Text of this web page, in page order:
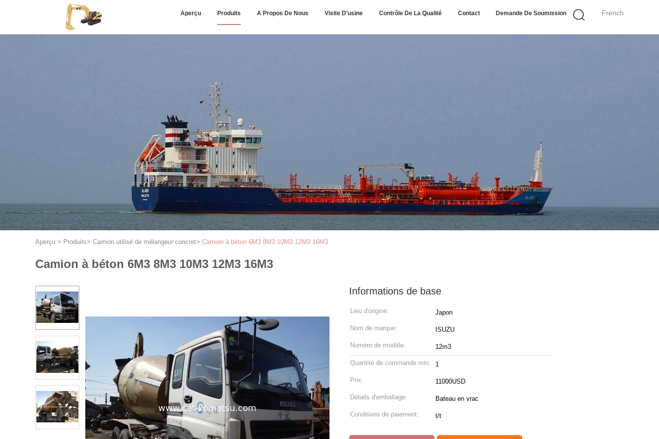
French
Aperçu Produits A Propos De Nous Visite D'usine Contrôle De La Qualité Contact Demande De Soumission
Aperçu > Produits> Camion utilisé de mélangeur concret> Camion à béton 6M3 8M3 10M3 12M3 16M3
Camion à béton 6M3 8M3 10M3 12M3 16M3
Informations de base
Lieu d'origine: Japon
Nom de marque: ISUZU
Numéro de modèle: 12m3
Quantité de commande min: 1
Prix: 11000USD
Détails d'emballage: Bateau en vrac
Conditions de paiement: t/t